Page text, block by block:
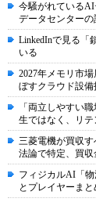
今騒がれている
データセンターの
LinkedInで見る「
いる
2027年メモリ市
ぼすクラウド設
「両立しやすい
生ではなく、リ
三菱電機が買収
法論で特定、買
フィジカルAI「
とプレイヤーまと